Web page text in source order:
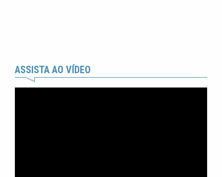
ASSISTA AO VÍDEO